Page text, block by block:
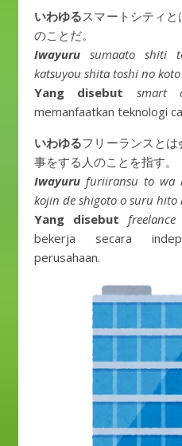
いわゆるスマートシティ
のことだ。
Iwayuru sumaato shiti
katsuyou shita toshi no koto
Yang disebut
smart
memanfaatkan teknologi
いわゆるフリーランスと
事をする人のことを指す。
Iwayuru furiiransu to wa
kojin de shigoto o suru hito
Yang disebut freelance
bekerja secara
perusahaan.